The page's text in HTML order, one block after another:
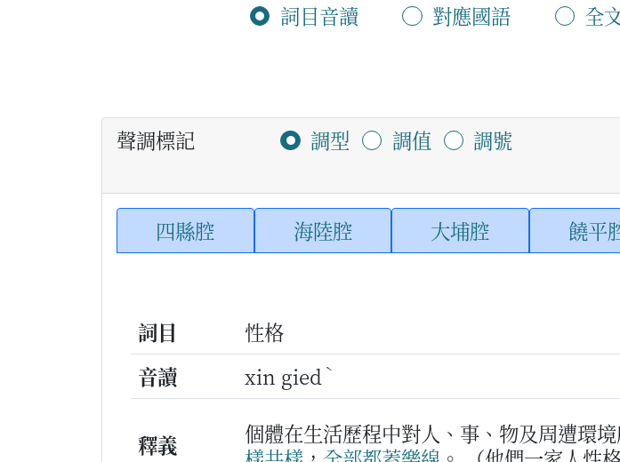
詞目音讀 對應國語 全
聲調標記 調型 調值 調號
四縣腔 海陸腔 大埔腔 饒平
詞目
性格
音讀
xin gied ˋ
釋義 個體在生活歷程中對人、事、物及周遭環